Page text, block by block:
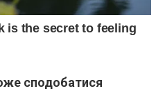
сподобатися